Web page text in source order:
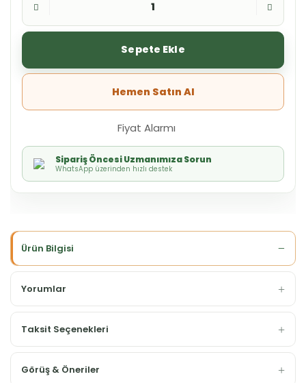
Sepete Ekle
Hemen Satın Al
Fiyat Alarmı
Sipariş Öncesi Uzmanımıza Sorun
WhatsApp üzerinden hızlı destek
Ürün Bilgisi
Yorumlar
Taksit Seçenekleri
Görüş & Öneriler